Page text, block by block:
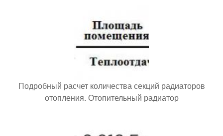
Подробный расчет количества секций радиаторов
отопления. Отопительный радиатор